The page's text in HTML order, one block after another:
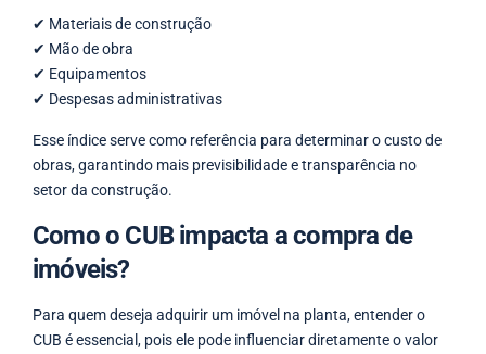
✔ Materiais de construção
✔ Mão de obra
✔ Equipamentos
✔ Despesas administrativas
Esse índice serve como referência para determinar o custo de
obras, garantindo mais previsibilidade e transparência no
setor da construção.
Como o CUB impacta a compra de
imóveis?
Para quem deseja adquirir um imóvel na planta, entender o
CUB é essencial, pois ele pode influenciar diretamente o valor